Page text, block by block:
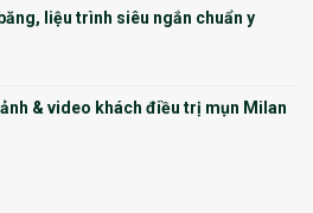
liệu trình siêu ngắn chuẩn y
& video khách điều trị mụn Milan